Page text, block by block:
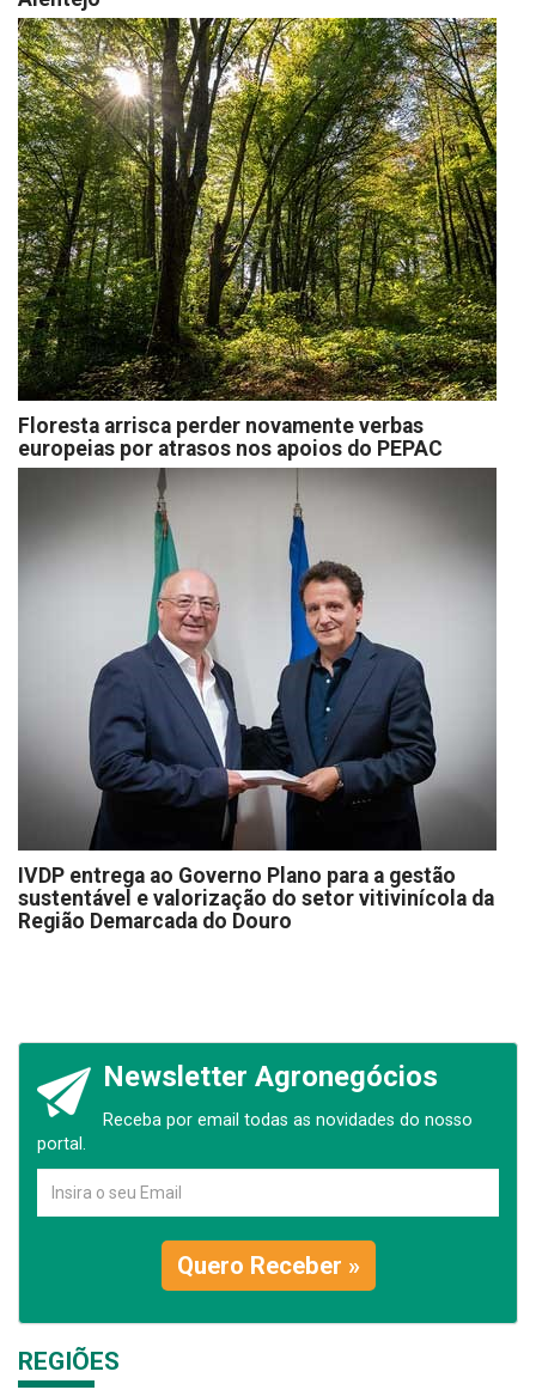
Floresta arrisca perder novamente verbas
europeias por atrasos nos apoios do PEPAC
IVDP entrega ao Governo Plano para a gestão
sustentável e valorização do setor vitivinícola da
Região Demarcada do Douro
Newsletter Agronegócios
Receba por email todas as novidades do nosso
portal.
Quero Receber »
REGIÕES